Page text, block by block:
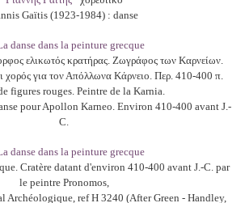
Gaïtis (1923-1984) : danse
ελικωτός κρατήρας. Ζωγράφος των Καρνείων.
χορός για τον Απόλλωνα Κάρνειο. Περ. 410-400 π.
figures rouges. Peintre de la Karnia.
pour Apollon Karneo. Environ 410-400 avant J.-
C.
Cratère datant d'environ 410-400 avant J.-C. par
le peintre Pronomos,
Archéologique, ref H 3240 (After Green - Handley,